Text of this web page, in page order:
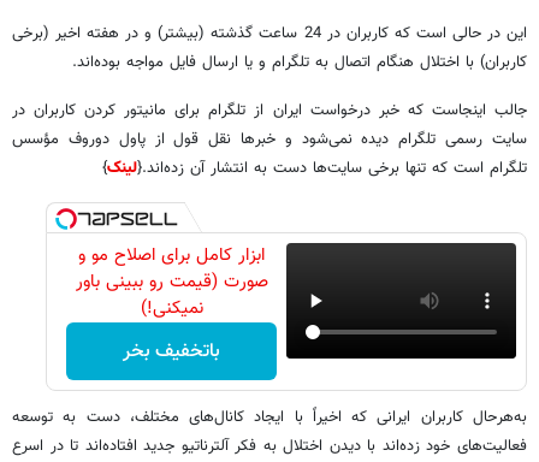
این در حالی است که کاربران در 24 ساعت گذشته (بیشتر) و در هفته اخیر (برخی
کاربران) با اختلال هنگام اتصال به تلگرام و یا ارسال فایل مواجه بوده‌اند.
جالب اینجاست که خبر درخواست ایران از تلگرام برای مانیتور کردن کاربران در
سایت رسمی تلگرام دیده نمی‌شود و خبرها نقل قول از پاول دوروف مؤسس
تلگرام است که تنها برخی سایت‌ها دست به انتشار آن زده‌اند.{لینک}
ابزار کامل برای اصلاح مو و
صورت (قیمت رو ببینی باور
نمیکنی!)
باتخفیف بخر
به‌هرحال کاربران ایرانی که اخیراً با ایجاد کانال‌های مختلف، دست به توسعه
فعالیت‌های خود زده‌اند با دیدن اختلال به فکر آلترناتیو جدید افتاده‌اند تا در اسرع